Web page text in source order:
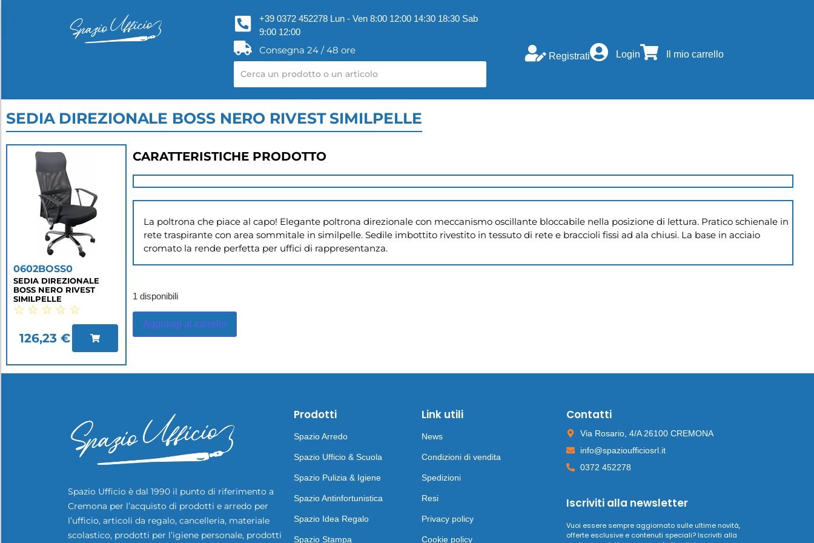
+39 0372 452278 Lun - Ven 8:00 12:00 14:30 18:30 Sab
9:00 12:00
Consegna 24 / 48 ore
Registrati Login Il mio carrello
SEDIA DIREZIONALE BOSS NERO RIVEST SIMILPELLE
0602BOSS0
SEDIA DIREZIONALE
BOSS NERO RIVEST
SIMILPELLE
☆ ☆ ☆ ☆ ☆
126,23 €
CARATTERISTICHE PRODOTTO
La poltrona che piace al capo! Elegante poltrona direzionale con meccanismo oscillante bloccabile nella posizione di lettura. Pratico schienale in
rete traspirante con area sommitale in similpelle. Sedile imbottito rivestito in tessuto di rete e braccioli fissi ad ala chiusi. La base in acciaio
cromato la rende perfetta per uffici di rappresentanza.
1 disponibili
Aggiungi al carrello
Spazio Ufficio è dal 1990 il punto di riferimento a
Cremona per l’acquisto di prodotti e arredo per
l’ufficio, articoli da regalo, cancelleria, materiale
scolastico, prodotti per l’igiene personale, prodotti
Prodotti
Spazio Arredo
Spazio Ufficio & Scuola
Spazio Pulizia & Igiene
Spazio Antinfortunistica
Spazio Idea Regalo
Spazio Stampa
Link utili
News
Condizioni di vendita
Spedizioni
Resi
Privacy policy
Cookie policy
Contatti
Via Rosario, 4/A 26100 CREMONA
info@spazioufficiosrl.it
0372 452278
Iscriviti alla newsletter
Vuoi essere sempre aggiornato sulle ultime novità,
offerte esclusive e contenuti speciali? Iscriviti alla